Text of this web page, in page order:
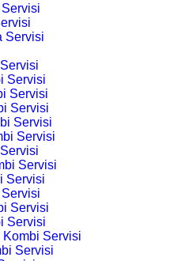
Servisi
Servisi
Servisi
Servisi
Servisi
Servisi
Servisi
Servisi
Servisi
Servisi
Kombi Servisi
Servisi